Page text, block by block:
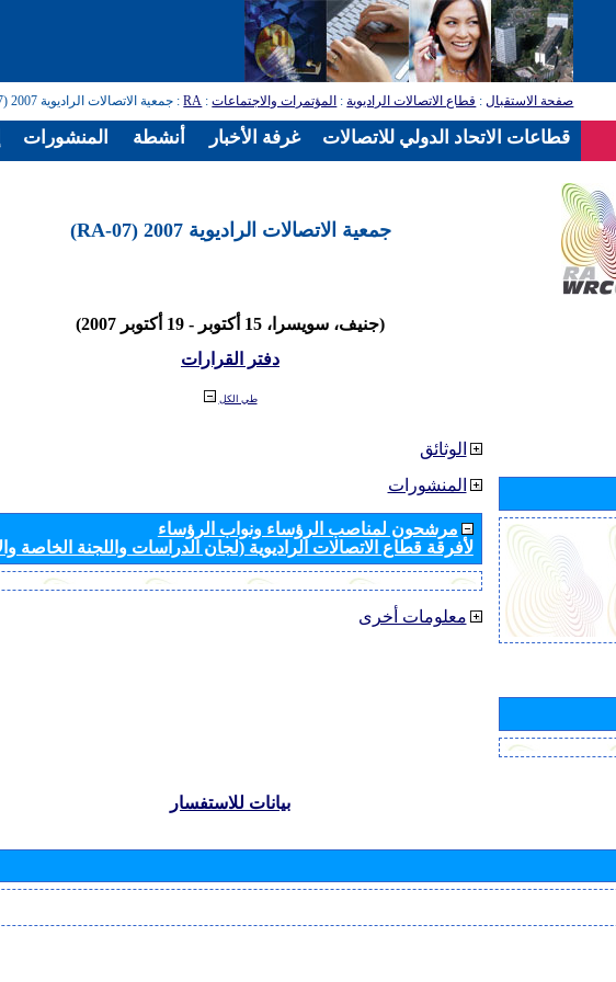
صفحة الاستقبال: قطاع الاتصالات الراديوية: المؤتمرات والاجتماعات:
RA: جمعية الاتصالات الراديوية 2007 (RA-07)
جمعية الاتصالات الراديوية 2007 (RA-07)
(جنيف، سويسرا، 15 أكتوبر - 19 أكتوبر 2007)
دفتر القرارات
طي الكل
الوثائق
المنشورات
مرشحون لمناصب الرؤساء ونواب الرؤساء
لأفرقة قطاع الاتصالات الراديوية (لجان الدراسات واللجنة الخاصة
معلومات أخرى
بيانات للاستفسار
المنشورات أنشطة غرفة الأخبار قطاعات الاتحاد الدولي للاتصالات